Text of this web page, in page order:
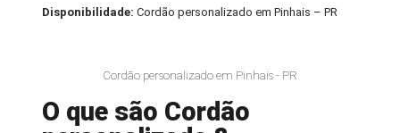
Disponibilidade:Cordão personalizado em Pinhais – PR
Cordão personalizado em Pinhais - PR
O que são Cordão